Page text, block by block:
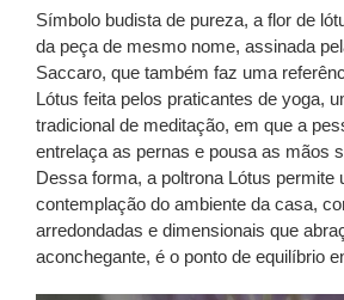
Símbolo budista de pureza, a flor de
da peça de mesmo nome, assinada
Saccaro, que também faz uma
Lótus feita pelos praticantes de yoga,
tradicional de meditação, em que a
entrelaça as pernas e pousa as mãos
Dessa forma, a poltrona Lótus permite
contemplação do ambiente da casa,
arredondadas e dimensionais que
aconchegante, é o ponto de equilíbrio